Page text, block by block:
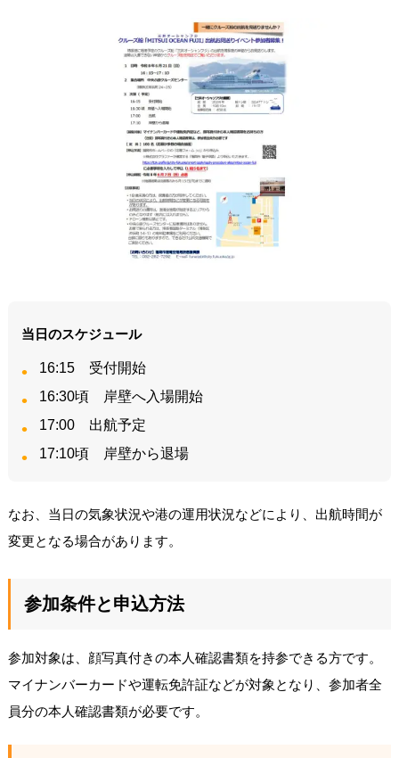
当日のスケジュール
16:15 受付開始
16:30頃 岸壁へ入場開始
17:00 出航予定
17:10頃 岸壁から退場
なお、当日の気象状況や港の運用状況などにより、出航時間が
変更となる場合があります。
参加条件と申込方法
参加対象は、顔写真付きの本人確認書類を持参できる方です。
マイナンバーカードや運転免許証などが対象となり、参加者全
員分の本人確認書類が必要です。